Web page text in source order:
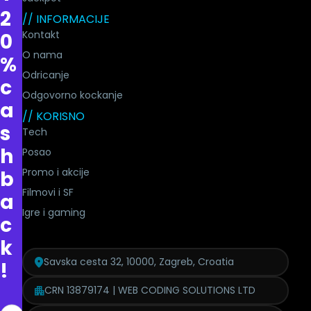
2
0
%
c
a
s
h
b
a
c
k
!
// INFORMACIJE
Kontakt
O nama
Odricanje
Odgovorno kockanje
// KORISNO
Tech
Posao
Promo i akcije
Filmovi i SF
Igre i gaming
Savska cesta 32, 10000, Zagreb, Croatia
CRN 13879174 | WEB CODING SOLUTIONS LTD